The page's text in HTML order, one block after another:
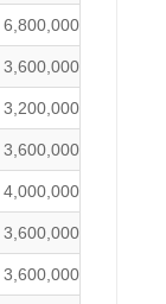
6,800,000
3,600,000
3,200,000
3,600,000
4,000,000
3,600,000
3,600,000